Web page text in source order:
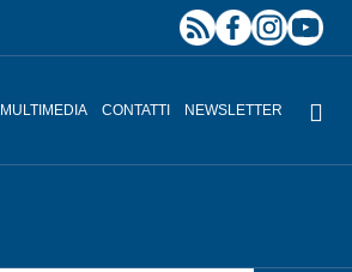
MULTIMEDIA CONTATTI NEWSLETTER